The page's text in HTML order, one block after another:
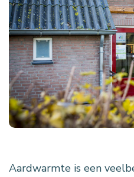
Aardwarmte is een